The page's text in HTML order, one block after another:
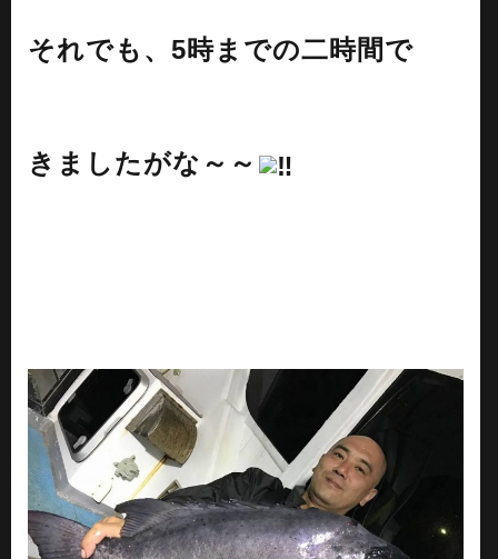
それでも、5時までの二時間で
きましたがな～～